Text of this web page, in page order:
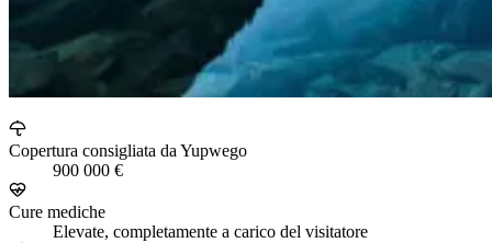
Copertura consigliata da Yupwego
900 000 €
Cure mediche
Elevate, completamente a carico del visitatore